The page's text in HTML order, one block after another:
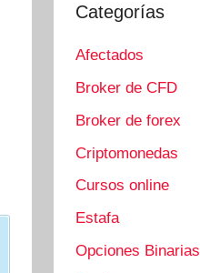
Categorías
Afectados
Broker de CFD
Broker de forex
Criptomonedas
Cursos online
Estafa
Opciones Binarias